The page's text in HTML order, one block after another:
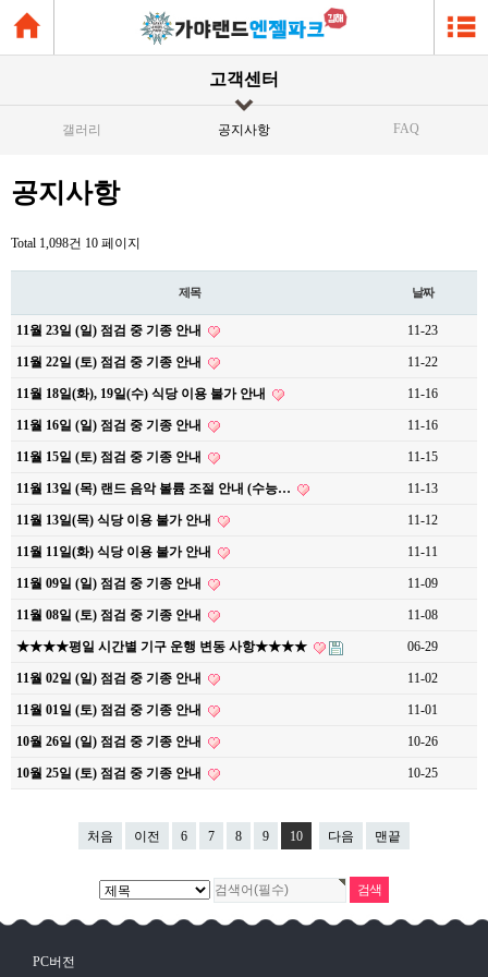
고객센터
갤러리 공지사항 FAQ
공지사항
Total 1,098건 10 페이지
제목 날짜
11월 23일 (일) 점검 중 기종 안내 11-23
11월 22일 (토) 점검 중 기종 안내 11-22
11월 18일(화), 19일(수) 식당 이용 불가 안내 11-16
11월 16일 (일) 점검 중 기종 안내 11-16
11월 15일 (토) 점검 중 기종 안내 11-15
11월 13일 (목) 랜드 음악 볼륨 조절 안내 (수능… 11-13
11월 13일(목) 식당 이용 불가 안내 11-12
11월 11일(화) 식당 이용 불가 안내 11-11
11월 09일 (일) 점검 중 기종 안내 11-09
11월 08일 (토) 점검 중 기종 안내 11-08
★★★★평일 시간별 기구 운행 변동 사항★★★★ 06-29
11월 02일 (일) 점검 중 기종 안내 11-02
11월 01일 (토) 점검 중 기종 안내 11-01
10월 26일 (일) 점검 중 기종 안내 10-26
10월 25일 (토) 점검 중 기종 안내 10-25
처음 이전 6 7 8 9 10 다음 맨끝
PC버전